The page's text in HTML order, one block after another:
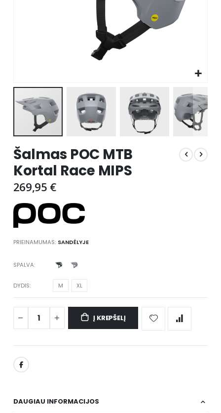
to
the
beginning
of
the
images
gallery
Šalmas POC MTB
Kortal Race MIPS
269,95 €
PRIEINAMUMAS: SANDĖLYJE
SPALVA
DYDIS M XL
Į KREPŠELĮ
DAUGIAU INFORMACIJOS